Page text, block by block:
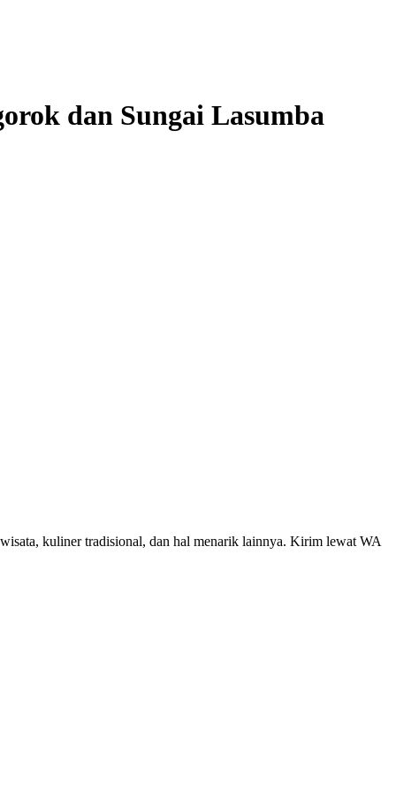
dan Sungai Lasumba
kuliner tradisional, dan hal menarik lainnya. Kirim lewat WA